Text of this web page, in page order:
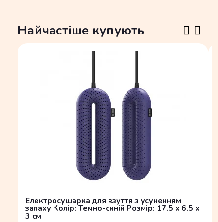
Найчастіше купують
Електросушарка для взуття з усуненням
запаху Колір: Темно-синій Розмір: 17.5 x 6.5 x
3 см